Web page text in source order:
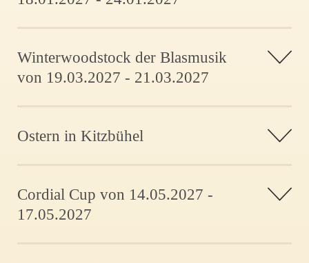
Winterwoodstock der Blasmusik
von 19.03.2027 - 21.03.2027
Ostern in Kitzbühel
Cordial Cup von 14.05.2027 -
17.05.2027